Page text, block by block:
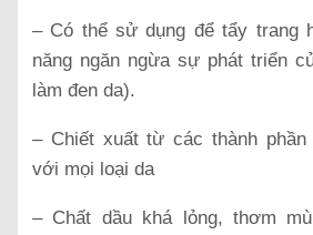
– Có thể sử dụng để tẩy trang
năng ngăn ngừa sự phát triển
làm đen da).
– Chiết xuất từ các thành
với mọi loại da
– Chất dầu khá lỏng, thơm